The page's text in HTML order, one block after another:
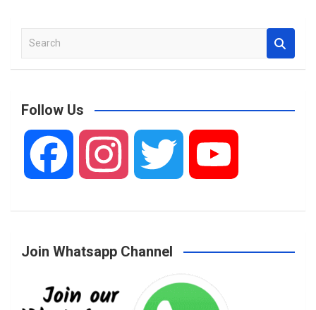
a
c
Follow Us
c
e
s i u
Join Whatsapp Channel